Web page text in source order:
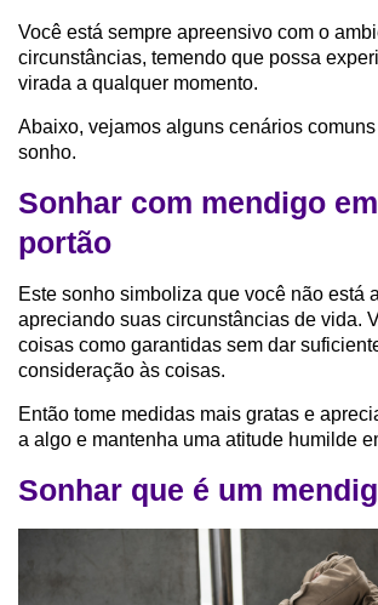
Você está sempre apreensivo com o
circunstâncias, temendo que possa
virada a qualquer momento.
Abaixo, vejamos alguns cenários
sonho.
Sonhar com mendigo
portão
Este sonho simboliza que você não está
apreciando suas circunstâncias de vida.
coisas como garantidas sem dar
consideração às coisas.
Então tome medidas mais gratas e
a algo e mantenha uma atitude humilde
Sonhar que é um